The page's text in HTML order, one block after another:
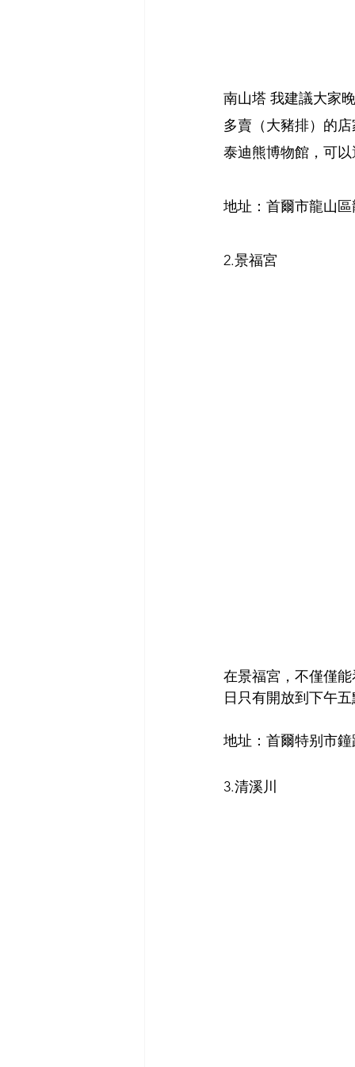
南山塔 我建議大家
多賣（大豬排）的
泰迪熊博物館，可
地址：首爾市龍山
2.景福宮
在景福宮，不僅僅
日只有開放到下午
地址：首爾特别市
3.清溪川